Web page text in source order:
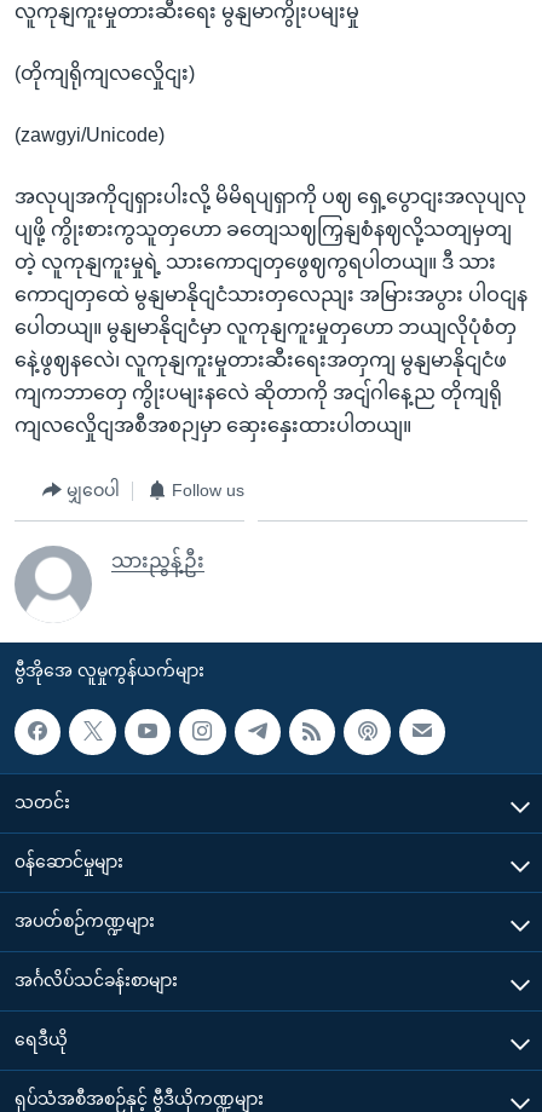
လူကုနျကူးမှုတားဆီးရေး မွနျမာကွိုးပမျးမှု
(တိုကျရိုကျလလှေိုငျး)
(zawgyi/Unicode)
အလုပျအကိုငျရှားပါးလို့ မိမိရပျရှာကို ပဈ ရှေ့ပွောငျးအလုပျလု
ပျဖို့ ကွိုးစားကွသူတှဟော ခတျေသဈကြှနျစံနဈလို့သတျမှတျ
တဲ့ လူကုနျကူးမှုရဲ့ သားကောငျတှဖွေဈကွရပါတယျ။ ဒီ သား
ကောငျတှထေဲ မွနျမာနိုငျငံသားတှလေညျး အမြားအပွား ပါဝငျန
ပေါတယျ။ မွနျမာနိုငျငံမှာ လူကုနျကူးမှုတှဟော ဘယျလိုပုံစံတှ
နေဲ့ဖွဈနလေဲ၊ လူကုနျကူးမှုတားဆီးရေးအတှကျ မွနျမာနိုငျငံဖ
ကျကဘာတှေ ကွိုးပမျးနလေဲ ဆိုတာကို အငျ်ဂါနေ့ည တိုကျရို
ကျလလှေိုငျအစီအစဉျမှာ ဆှေးနှေးထားပါတယျ။
မျှဝေပါ Follow us
သားညွန့်ဦး
ဗွီအိုအေ လူမှုကွန်ယက်များ
သတင်း
၀န်ဆောင်မှုများ
အပတ်စဉ်ကဏ္ဍများ
အင်္ဂလိပ်သင်ခန်းစာများ
ရေဒီယို
ရုပ်သံအစီအစဉ်နှင့် ဗွီဒီယိုကဏ္ဍများ